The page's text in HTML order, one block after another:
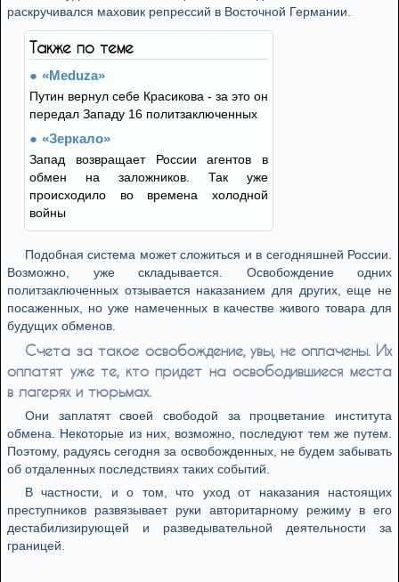
раскручивался маховик репрессий в Восточной Германии.
Также по теме
«Meduza»
Путин вернул себе Красикова - за это он
передал Западу 16 политзаключенных
«Зеркало»
Запад возвращает России агентов в
обмен на заложников. Так уже
происходило во времена холодной
войны
Подобная система может сложиться и в сегодняшней России.
Возможно, уже складывается. Освобождение одних
политзаключенных отзывается наказанием для других, еще не
посаженных, но уже намеченных в качестве живого товара для
будущих обменов.
Счета за такое освобождение, увы, не оплачены. Их
оплатят уже те, кто придет на освободившиеся места
в лагерях и тюрьмах.
Они заплатят своей свободой за процветание института
обмена. Некоторые из них, возможно, последуют тем же путем.
Поэтому, радуясь сегодня за освобожденных, не будем забывать
об отдаленных последствиях таких событий.
В частности, и о том, что уход от наказания настоящих
преступников развязывает руки авторитарному режиму в его
дестабилизирующей и разведывательной деятельности за
границей.